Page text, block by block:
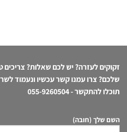
זקוקים לעזרה? יש לכם שאלות? צריכים
שלכם? צרו עמנו קשר עכשיו ונעמוד
תוכלו להתקשר -055-9260504
השם שלך (חובה)